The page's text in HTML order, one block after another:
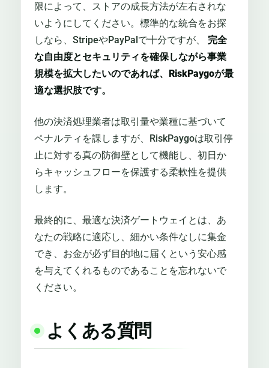
限によって、ストアの成長方法が左右されな
いようにしてください。標準的な統合をお探
しなら、StripeやPayPalで十分ですが、 完全
な自由度とセキュリティを確保しながら事業
規模を拡大したいのであれば、RiskPaygoが最
適な選択肢です。
他の決済処理業者は取引量や業種に基づいて
ペナルティを課しますが、RiskPaygoは取引停
止に対する真の防御壁として機能し、初日か
らキャッシュフローを保護する柔軟性を提供
します。
最終的に、最適な決済ゲートウェイとは、あ
なたの戦略に適応し、細かい条件なしに集金
でき、お金が必ず目的地に届くという安心感
を与えてくれるものであることを忘れないで
ください。
よくある質問